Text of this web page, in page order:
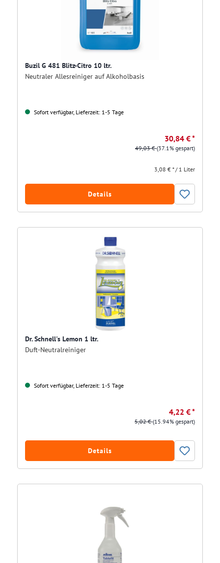
Buzil G 481 Blitz-Citro 10 ltr.
Neutraler Allesreiniger auf Alkoholbasis
Sofort verfügbar, Lieferzeit: 1-5 Tage
30,84 € *
49,03 €(37.1% gespart)
3,08 € * / 1 Liter
Details
Dr. Schnell's Lemon 1 ltr.
Duft-Neutralreiniger
Sofort verfügbar, Lieferzeit: 1-5 Tage
4,22 € *
5,02 €(15.94% gespart)
Details